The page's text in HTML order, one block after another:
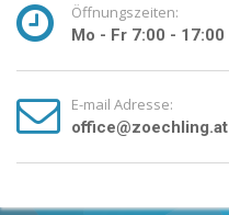
Öffnungszeiten:
Mo - Fr 7:00 - 17:00
E-mail Adresse:
office@zoechling.at